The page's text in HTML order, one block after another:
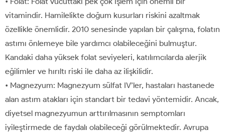
vitamindir. Hamilelikte doğum kusurları riskini azaltmak
özellikle önemlidir. 2010 senesinde yapılan bir çalışma, folatın
astımı önlemeye bile yardımcı olabileceğini bulmuştur.
Kandaki daha yüksek folat seviyeleri, katılımcılarda alerjik
eğilimler ve hırıltı riski ile daha az ilişkilidir.
• Magnezyum: Magnezyum sülfat IV’ler, hastaları hastanede
alan astım atakları için standart bir tedavi yöntemidir. Ancak,
diyetsel magnezyumun arttırılmasının semptomları
iyileştirmede de faydalı olabileceği görülmektedir. Avrupa